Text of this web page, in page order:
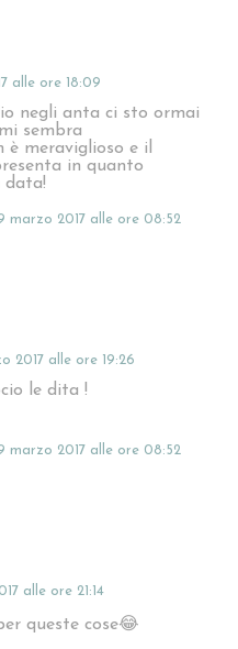
alle ore 18:09
negli anta ci sto ormai
sembra
è meraviglioso e il
in quanto
data!
marzo 2017 alle ore 08:52
2017 alle ore 19:26
le dita !
marzo 2017 alle ore 08:52
alle ore 21:14
queste cose😂